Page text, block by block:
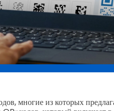
многие из которых